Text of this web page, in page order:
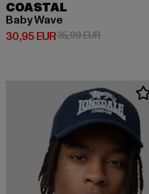
COASTAL
Baby Wave
30,95 EUR
Ajankohtainen hinta: 30,95 EUR
35,99 EUR